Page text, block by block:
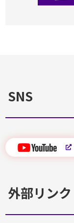
SNS
外部リンク